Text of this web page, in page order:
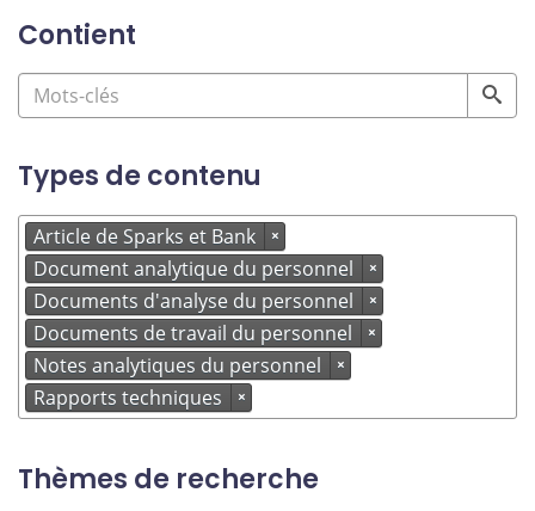
Contient
Types de contenu
Article de Sparks et Bank ×
Document analytique du personnel ×
Documents d'analyse du personnel ×
Documents de travail du personnel ×
Notes analytiques du personnel ×
Rapports techniques ×
Thèmes de recherche